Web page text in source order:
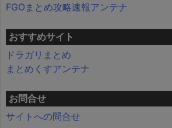
FGOまとめ攻略速報アンテナ
おすすめサイト
ドラガリまとめ
まとめくすアンテナ
お問合せ
サイトへの問合せ